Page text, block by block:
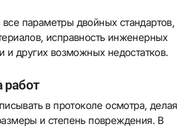
параметры двойных стандартов,
исправность инженерных
и других возможных недостатков.
работ
в протоколе осмотра, делая
и степень повреждения. В